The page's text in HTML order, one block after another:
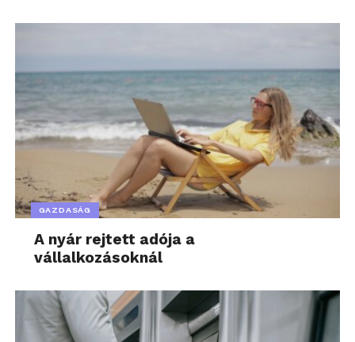
GAZDASÁG
A nyár rejtett adója a
vállalkozásoknál